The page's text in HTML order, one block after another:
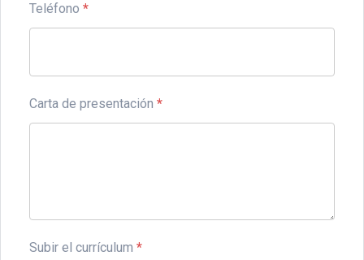
Teléfono *
Carta de presentación *
Subir el currículum *